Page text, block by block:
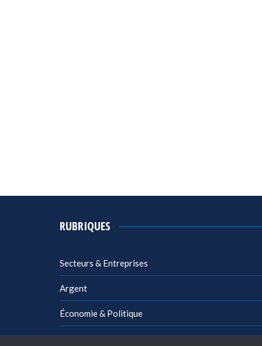
RUBRIQUES
Secteurs & Entreprises
Argent
Économie & Politique
Management